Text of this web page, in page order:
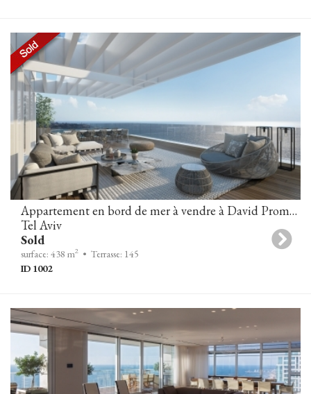
Appartement en bord de mer à vendre à David Promenade Towers
Tel Aviv
Sold
surface: 438 m2 • Terrasse: 145
ID 1002